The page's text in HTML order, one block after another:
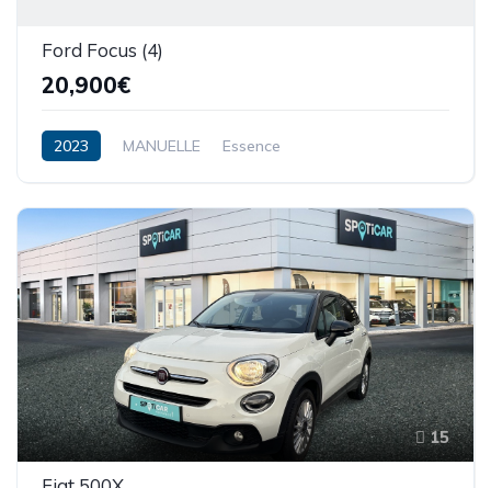
Ford Focus (4)
20,900€
2023 MANUELLE Essence
15